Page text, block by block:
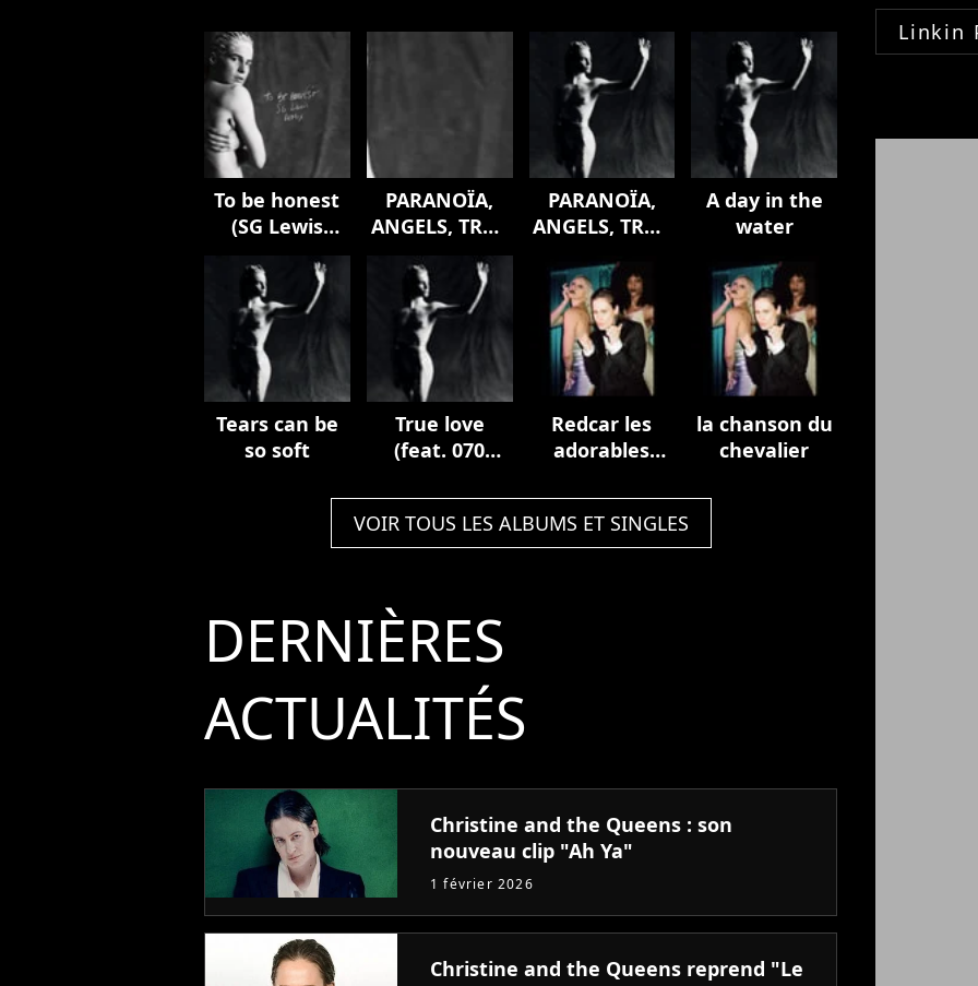
To be honest
(SG Lewis
PARANOÏA,
ANGELS, TRUE
LOVE
PARANOÏA,
ANGELS, TRUE
A day in the
water
Tears can be
so soft
True love
(feat. 070
Redcar les
adorables
(prologue)
la chanson du
chevalier
VOIR TOUS LES ALBUMS ET SINGLES
DERNIÈRES
ACTUALITÉS
Christine and the Queens : son
nouveau clip "Ah Ya"
1 février 2026
Christine and the Queens reprend "Le
Linkin